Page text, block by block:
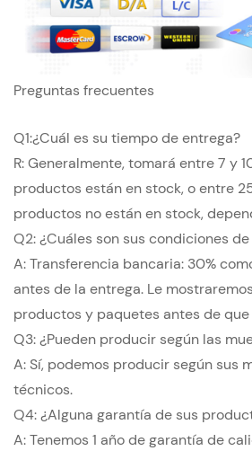
Preguntas frecuentes
Q1:¿Cuál es su tiempo de entrega?
R: Generalmente, tomará entre 7 y
productos están en stock, o entre
productos no están en stock,
Q2: ¿Cuáles son sus condiciones
A: Transferencia bancaria: 30%
antes de la entrega. Le
productos y paquetes antes de
Q3: ¿Pueden producir según las
A: Sí, podemos producir según sus
técnicos.
Q4: ¿Alguna garantía de sus
A: Tenemos 1 año de garantía de